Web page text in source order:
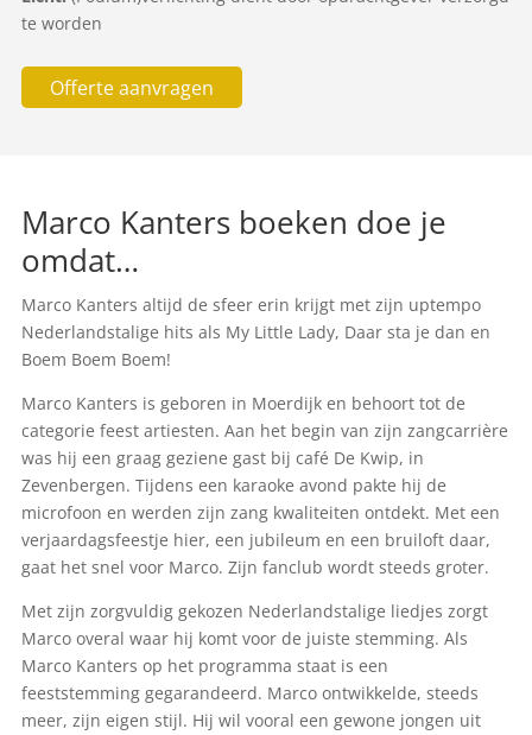
te worden
Offerte aanvragen
Marco Kanters boeken doe je
omdat…
Marco Kanters altijd de sfeer erin krijgt met zijn uptempo
Nederlandstalige hits als My Little Lady, Daar sta je dan en
Boem Boem Boem!
Marco Kanters is geboren in Moerdijk en behoort tot de
categorie feest artiesten. Aan het begin van zijn zangcarrière
was hij een graag geziene gast bij café De Kwip, in
Zevenbergen. Tijdens een karaoke avond pakte hij de
microfoon en werden zijn zang kwaliteiten ontdekt. Met een
verjaardagsfeestje hier, een jubileum en een bruiloft daar,
gaat het snel voor Marco. Zijn fanclub wordt steeds groter.
Met zijn zorgvuldig gekozen Nederlandstalige liedjes zorgt
Marco overal waar hij komt voor de juiste stemming. Als
Marco Kanters op het programma staat is een
feeststemming gegarandeerd. Marco ontwikkelde, steeds
meer, zijn eigen stijl. Hij wil vooral een gewone jongen uit